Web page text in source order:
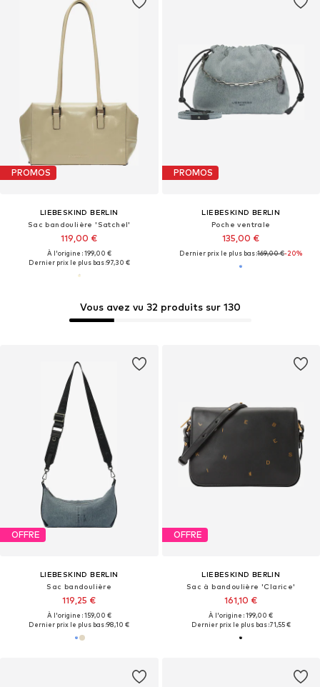
PROMOS
LIEBESKIND BERLIN
Sac bandoulière 'Satchel'
119,00 €
À l'origine : 199,00 €
Dernier prix le plus bas :97,30 €
PROMOS
LIEBESKIND BERLIN
Poche ventrale
135,00 €
Dernier prix le plus bas :169,00 €-20%
Vous avez vu 32 produits sur 130
OFFRE
LIEBESKIND BERLIN
Sac bandoulière
119,25 €
À l'origine : 159,00 €
Dernier prix le plus bas :98,10 €
OFFRE
LIEBESKIND BERLIN
Sac à bandoulière 'Clarice'
161,10 €
À l'origine : 199,00 €
Dernier prix le plus bas :71,55 €